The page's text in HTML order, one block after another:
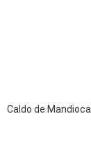
Caldo de Mandioca